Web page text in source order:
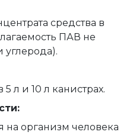
средства в
ПАВ не
углерода).
5 л и 10 л канистрах.
на организм человека